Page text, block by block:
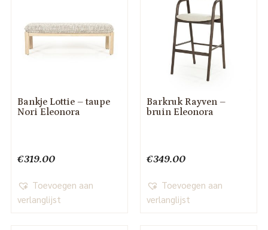
Bankje Lottie – taupe
Nori Eleonora
€319.00
Toevoegen aan
verlanglijst
Barkruk Rayven –
bruin Eleonora
€349.00
Toevoegen aan
verlanglijst